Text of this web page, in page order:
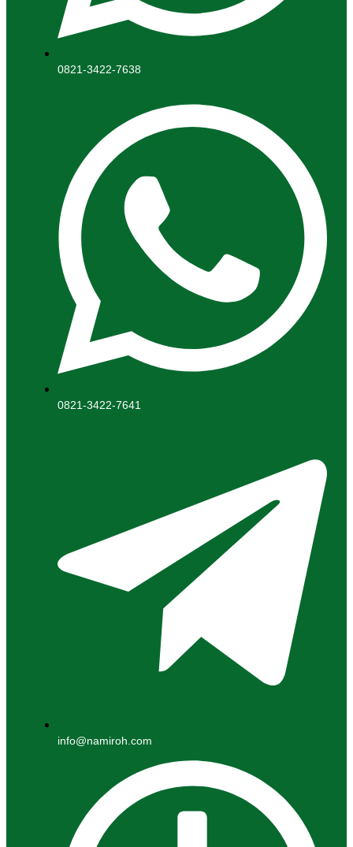
0821-3422-7638
0821-3422-7641
info@namiroh.com